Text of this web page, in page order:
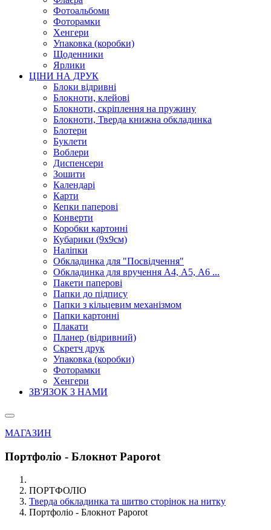
Фотоальбоми
Фоторамки
Хенгери
Упаковка (коробки)
Щоденники
Ярлики
ЦІНИ НА ДРУК
Блоки відривні
Блокноти, клейові
Блокноти, скріплення на пружину
Блокноти, Тверда книжна обкладинка
Блотери
Буклети
Воблери
Диспенсери
Зошити
Календарі
Карти
Кепки паперові
Конверти
Коробки картонні
Кубарики (9х9см)
Наліпки
Обкладинка для "Посвідчення"
Обкладинка для вручення А4, А5, А6 ...
Пакети паперові
Папки до підпису
Папки з кільцевим механізмом
Папки картонні
Плакати
Планер (відривний)
Скретч друк
Упаковка (коробки)
Фоторамки
Хенгери
ЗВ'ЯЗОК З НАМИ
МАГАЗИН
Портфоліо - Блокнот Paporot
ПОРТФОЛІО
Тверда обкладинка та шитво сторінок на нитку
Портфоліо - Блокнот Paporot